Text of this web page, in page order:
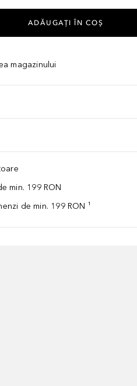
ADĂUGAȚI ÎN COŞ
magazinului
min. 199 RON
de min. 199 RON ¹